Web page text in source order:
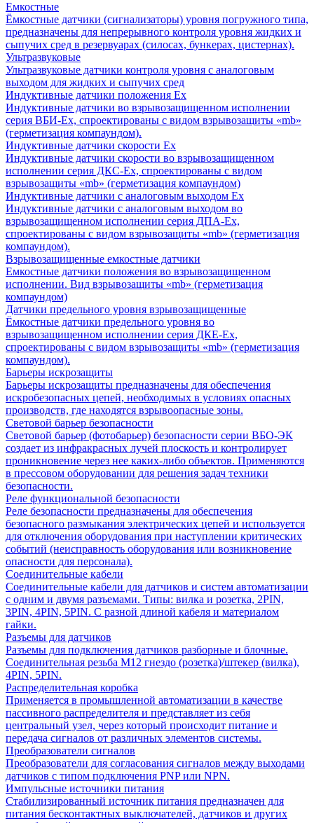
Емкостные
Ёмкостные датчики (сигнализаторы) уровня погружного типа,
предназначены для непрерывного контроля уровня жидких и
сыпучих сред в резервуарах (силосах, бункерах, цистернах).
Ультразвуковые
Ультразвуковые датчики контроля уровня с аналоговым
выходом для жидких и сыпучих сред
Индуктивные датчики положения Ех
Индуктивные датчики во взрывозащищенном исполнении
серия ВБИ-Ех, спроектированы с видом взрывозащиты «mb»
(герметизация компаундом).
Индуктивные датчики скорости Ех
Индуктивные датчики скорости во взрывозащищенном
исполнении серия ДКС-Ех, спроектированы с видом
взрывозащиты «mb» (герметизация компаундом)
Индуктивные датчики с аналоговым выходом Ех
Индуктивные датчики с аналоговым выходом во
взрывозащищенном исполнении серия ДПА-Ех,
спроектированы с видом взрывозащиты «mb» (герметизация
компаундом).
Взрывозащищенные емкостные датчики
Емкостные датчики положения во взрывозащищенном
исполнении. Вид взрывозащиты «mb» (герметизация
компаундом)
Датчики предельного уровня взрывозащищенные
Ёмкостные датчики предельного уровня во
взрывозащищенном исполнении серия ДКЕ-Ех,
спроектированы с видом взрывозащиты «mb» (герметизация
компаундом).
Барьеры искрозащиты
Барьеры искрозащиты предназначены для обеспечения
искробезопасных цепей, необходимых в условиях опасных
производств, где находятся взрывоопасные зоны.
Световой барьер безопасности
Световой барьер (фотобарьер) безопасности серии ВБО-ЭК
создает из инфракрасных лучей плоскость и контролирует
проникновение через нее каких-либо объектов. Применяются
в прессовом оборудовании для решения задач техники
безопасности.
Реле функциональной безопасности
Реле безопасности предназначены для обеспечения
безопасного размыкания электрических цепей и используется
для отключения оборудования при наступлении критических
событий (неисправность оборудования или возникновение
опасности для персонала).
Соединительные кабели
Соединительные кабели для датчиков и систем автоматизации
с одним и двумя разъемами. Типы: вилка и розетка, 2PIN,
3PIN, 4PIN, 5PIN. С разной длиной кабеля и материалом
гайки.
Разъемы для датчиков
Разъемы для подключения датчиков разборные и блочные.
Соединительная резьба М12 гнездо (розетка)/штекер (вилка),
4PIN, 5PIN.
Распределительная коробка
Применяется в промышленной автоматизации в качестве
пассивного распределителя и представляет из себя
центральный узел, через который происходит питание и
передача сигналов от различных элементов системы.
Преобразователи сигналов
Преобразователи для согласования сигналов между выходами
датчиков с типом подключения PNP или NPN.
Импульсные источники питания
Стабилизированный источник питания предназначен для
питания бесконтактных выключателей, датчиков и других